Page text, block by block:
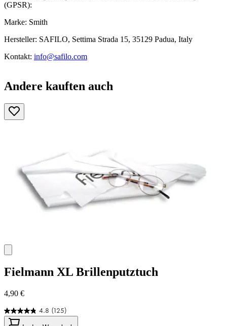
(GPSR):
Marke: Smith
Hersteller: SAFILO, Settima Strada 15, 35129 Padua, Italy
Kontakt: info@safilo.com
Andere kauften auch
Fielmann XL Brillenputztuch
4,90 €
4.8 (125)
4.8
von